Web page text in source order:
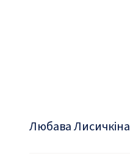
Любава Лисичкіна